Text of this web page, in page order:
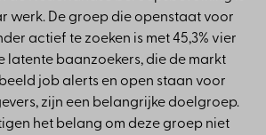
werk. De groep die openstaat voor
actief te zoeken is met 45,3% vier
latente baanzoekers, die de markt
job alerts en open staan voor
zijn een belangrijke doelgroep.
het belang om deze groep niet